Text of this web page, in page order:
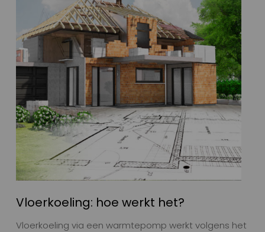
Vloerkoeling: hoe werkt het?
Vloerkoeling via een warmtepomp werkt volgens het